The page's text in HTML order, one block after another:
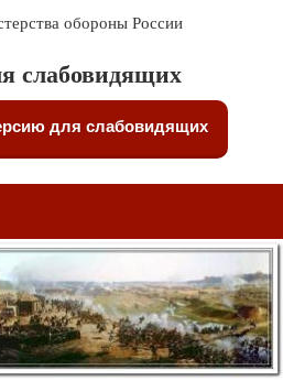
обороны России
слабовидящих
для слабовидящих